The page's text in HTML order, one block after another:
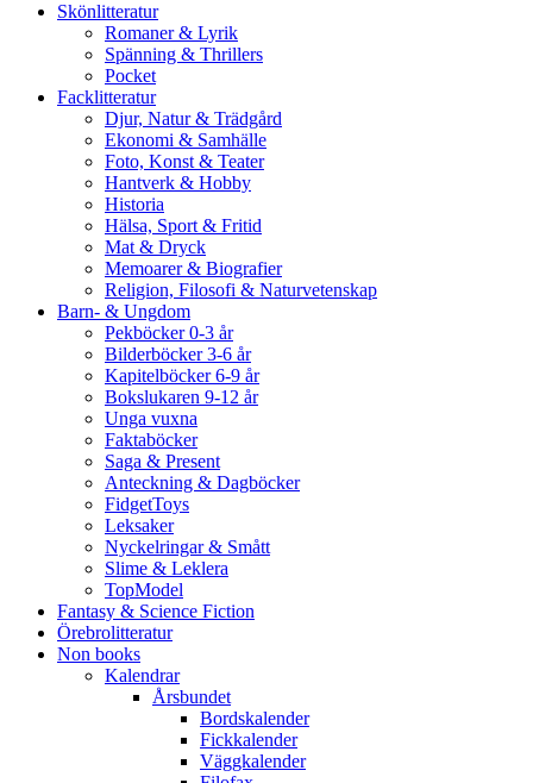
Skönlitteratur
Romaner & Lyrik
Spänning & Thrillers
Pocket
Facklitteratur
Djur, Natur & Trädgård
Ekonomi & Samhälle
Foto, Konst & Teater
Hantverk & Hobby
Historia
Hälsa, Sport & Fritid
Mat & Dryck
Memoarer & Biografier
Religion, Filosofi & Naturvetenskap
Barn- & Ungdom
Pekböcker 0-3 år
Bilderböcker 3-6 år
Kapitelböcker 6-9 år
Bokslukaren 9-12 år
Unga vuxna
Faktaböcker
Saga & Present
Anteckning & Dagböcker
FidgetToys
Leksaker
Nyckelringar & Smått
Slime & Leklera
TopModel
Fantasy & Science Fiction
Örebrolitteratur
Non books
Kalendrar
Årsbundet
Bordskalender
Fickkalender
Väggkalender